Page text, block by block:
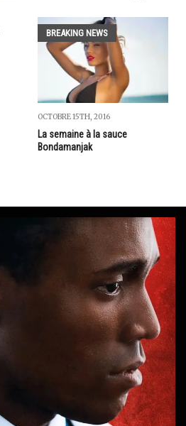
BREAKING NEWS
OCTOBRE 15TH, 2016
La semaine à la sauce
Bondamanjak